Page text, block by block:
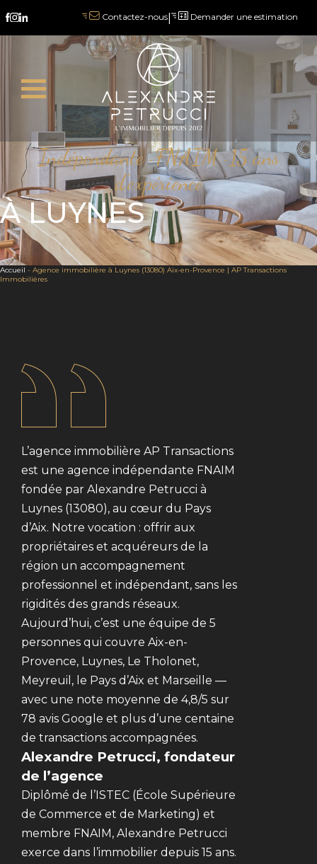
Contactez-nous | Demander une estimation
Indépendante · FNAIM · 15 ans
d'expérience
À LUYNES
Accueil - Agence immobilière à Luynes (13080) Aix-en-Provence | AP Transactions
Immobilières
L’agence immobilière AP Transactions
est une agence indépendante FNAIM
fondée par Alexandre Petrucci à
Luynes (13080), au cœur du Pays
d’Aix. Notre vocation : offrir aux
propriétaires et acquéreurs de la
région un accompagnement
professionnel et indépendant, sans les
rigidités des grands réseaux.
Aujourd’hui, c’est une équipe de 5
personnes qui couvre Aix-en-
Provence, Luynes, Le Tholonet,
Meyreuil, le Pays d’Aix et Marseille —
avec une note moyenne de 4,8/5 sur
78 avis Google et plus d’une centaine
de transactions accompagnées.
Alexandre Petrucci, fondateur
de l’agence
Diplômé de l’ISTEC (École Supérieure
de Commerce et de Marketing) et
membre FNAIM, Alexandre Petrucci
exerce dans l’immobilier depuis 15 ans.